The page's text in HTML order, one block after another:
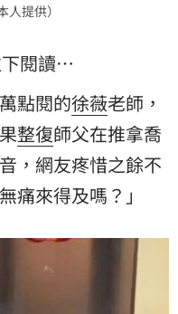
提供）
下閱讀…
點閱的徐薇老師，
整復師父在推拿喬
，網友疼惜之餘不
痛來得及嗎？」